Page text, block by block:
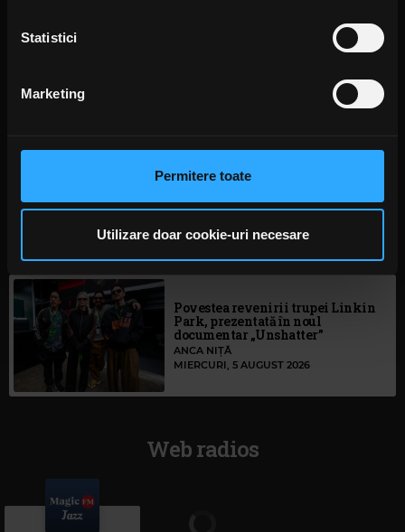
dvs. personale și configurați-vă preferințele la
secțiunea
anunțurile, pentru a oferi funcții de rețele sociale și pentru
a analiza traficul. De asemenea, le oferim partenerilor de
privire la modul în care folosiți site-ul nostru. Aceștia le
pot combina cu alte informații oferite de dvs. sau culese
în urma folosirii serviciilor lor. În cazul în care alegeți să
continuați să utilizați website-ul nostru, sunteți de acord
cu utilizarea modulelor noastre cookie.
Statistici
Marketing
Permitere toate
Utilizare doar cookie-uri necesare
Yngwie Malmsteen anunță
albumul Hell or High Water și
Festivalul Mamaia 2026
Povestea revenirii trupei Linkin
Park, prezentată în noul
documentar „Unshatter”
ANCA NIȚĂ
MIERCURI, 5 AUGUST 2026
Web radios